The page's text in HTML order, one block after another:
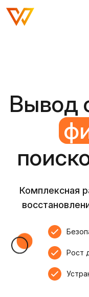
Вывод
Комплексная
Рост